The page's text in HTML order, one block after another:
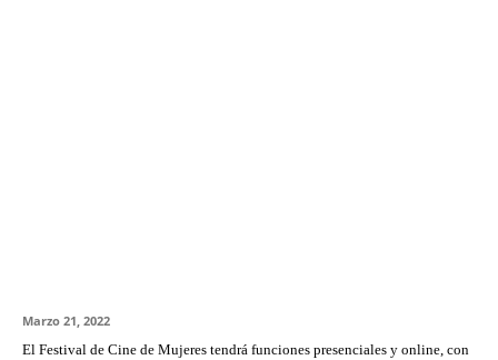
Marzo 21, 2022
El Festival de Cine de Mujeres tendrá funciones presenciales y online, con